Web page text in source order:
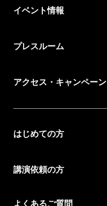
イベント情報
プレスルーム
アクセス・キャンペーン
はじめての方
講演依頼の方
よくあるご質問